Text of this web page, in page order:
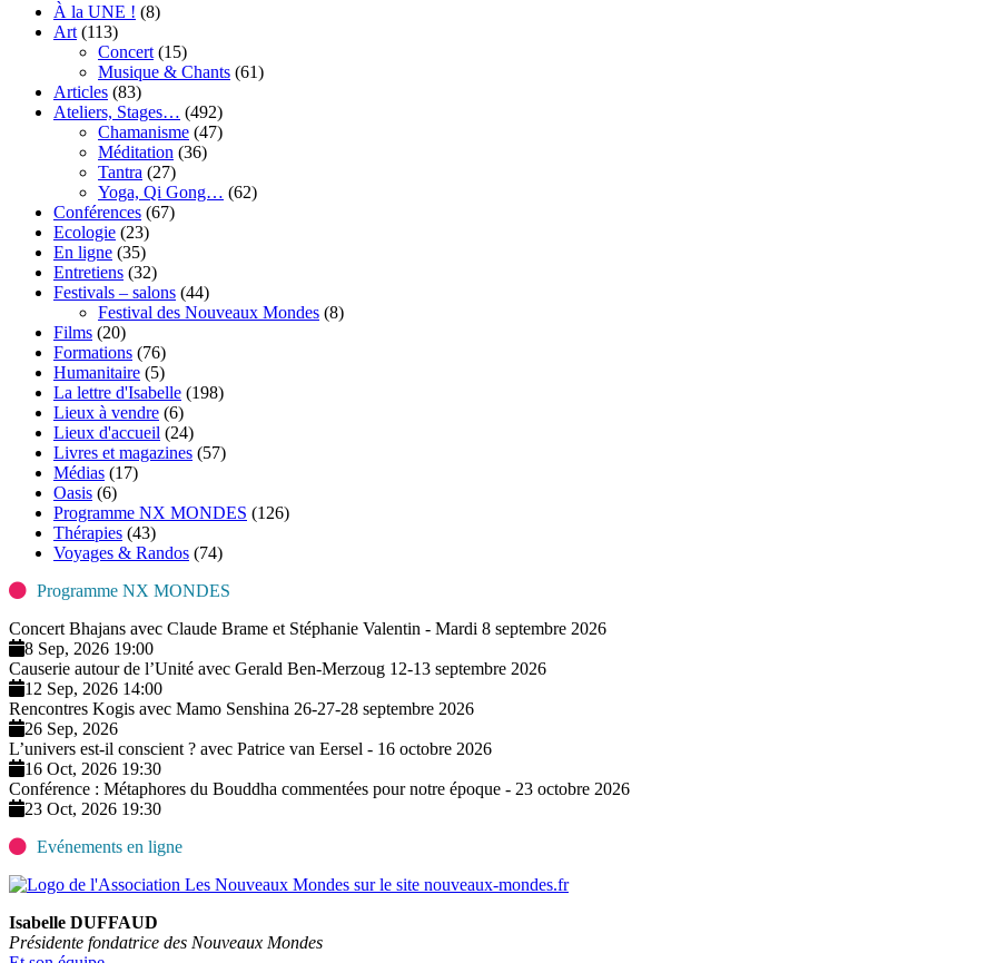
À la UNE ! (8)
Art (113)
Concert (15)
Musique & Chants (61)
Articles (83)
Ateliers, Stages… (492)
Chamanisme (47)
Méditation (36)
Tantra (27)
Yoga, Qi Gong… (62)
Conférences (67)
Ecologie (23)
En ligne (35)
Entretiens (32)
Festivals – salons (44)
Festival des Nouveaux Mondes (8)
Films (20)
Formations (76)
Humanitaire (5)
La lettre d'Isabelle (198)
Lieux à vendre (6)
Lieux d'accueil (24)
Livres et magazines (57)
Médias (17)
Oasis (6)
Programme NX MONDES (126)
Thérapies (43)
Voyages & Randos (74)
Programme NX MONDES
Concert Bhajans avec Claude Brame et Stéphanie Valentin - Mardi 8 septembre 2026
8 Sep, 2026 19:00
Causerie autour de l’Unité avec Gerald Ben-Merzoug 12-13 septembre 2026
12 Sep, 2026 14:00
Rencontres Kogis avec Mamo Senshina 26-27-28 septembre 2026
26 Sep, 2026
L’univers est-il conscient ? avec Patrice van Eersel - 16 octobre 2026
16 Oct, 2026 19:30
Conférence : Métaphores du Bouddha commentées pour notre époque - 23 octobre 2026
23 Oct, 2026 19:30
Evénements en ligne
Isabelle DUFFAUD
Présidente fondatrice des Nouveaux Mondes